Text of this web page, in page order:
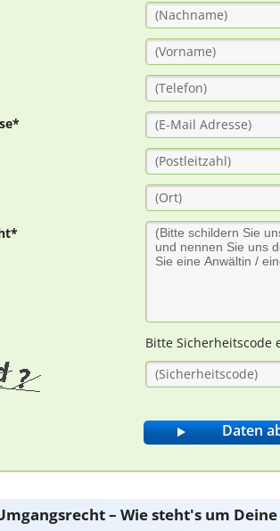
Bitte Sicherheitscode
– Wie steht's um